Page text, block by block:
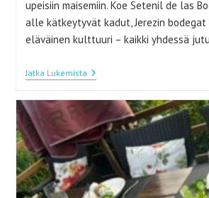
upeisiin maisemiin. Koe Setenil de las
alle kätkeytyvät kadut, Jerezin
eläväinen kulttuuri – kaikki yhdessä
Jatka LukemistaAndalusia
Tarjoaa
Kulttuuria
Ja
Gastronomiaa
Isolla
Kauhalla